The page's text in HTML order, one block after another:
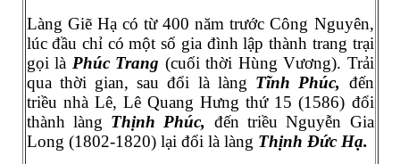
Làng Giẽ Hạ có từ 400 năm trước Công Nguyên,
lúc đầu chỉ có một số gia đình lập thành trang trại
gọi là Phúc Trang (cuối thời Hùng Vương). Trải
qua thời gian, sau đổi là làng Tĩnh Phúc, đến
triều nhà Lê, Lê Quang Hưng thứ 15 (1586) đổi
thành làng Thịnh Phúc, đến triều Nguyễn Gia
Long (1802-1820) lại đổi là làng Thịnh Đức Hạ.